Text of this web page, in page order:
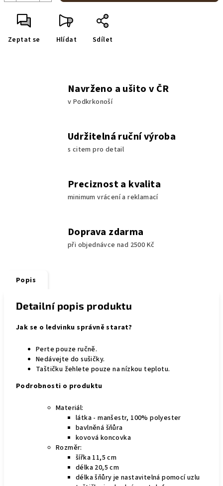
Zeptat se Hlídat Sdílet
Navrženo a ušito v ČR
v Podkrkonoší
Udržitelná ruční výroba
s citem pro detail
Preciznost a kvalita
minimum vrácení a reklamací
Doprava zdarma
při objednávce nad 2500 Kč
Popis
Detailní popis produktu
Jak se o ledvinku správně starat?
Perte pouze ručně.
Nedávejte do sušičky.
Taštičku žehlete pouze na nízkou teplotu.
Podrobnosti o produktu
Materiál:
látka - manšestr, 100% polyester
bavlněná šňůra
kovová koncovka
Rozměr:
šířka 11,5 cm
délka 20,5 cm
délka šňůry je nastavitelná pomocí uzlu